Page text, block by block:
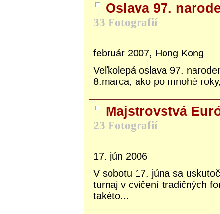
Oslava 97.
33 Fotografií
február 2007, Hong Kong
Veľkolepá oslava 97.
8.marca, ako po mnohé
Majstrovstvá
23 Fotografií
17. jún 2006
V sobotu 17. júna sa
turnaj v cvičení tradičných
takéto...